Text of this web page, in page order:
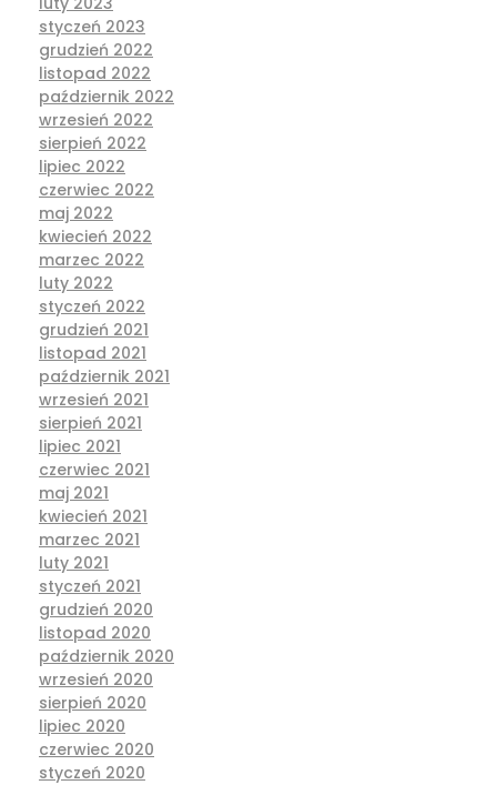
styczeń 2023
grudzień 2022
listopad 2022
październik 2022
wrzesień 2022
sierpień 2022
lipiec 2022
czerwiec 2022
maj 2022
kwiecień 2022
marzec 2022
luty 2022
styczeń 2022
grudzień 2021
listopad 2021
październik 2021
wrzesień 2021
sierpień 2021
lipiec 2021
czerwiec 2021
maj 2021
kwiecień 2021
marzec 2021
luty 2021
styczeń 2021
grudzień 2020
listopad 2020
październik 2020
wrzesień 2020
sierpień 2020
lipiec 2020
czerwiec 2020
styczeń 2020